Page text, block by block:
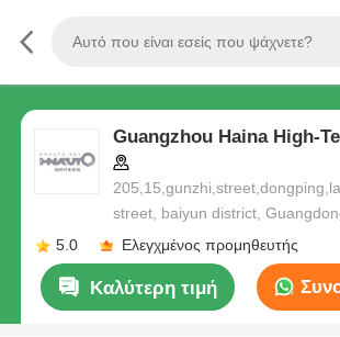
Guangzhou Haina High-
street, baiyun district,
5.0
Ελεγχμένος προμηθευτής
Καλύτερη τιμή